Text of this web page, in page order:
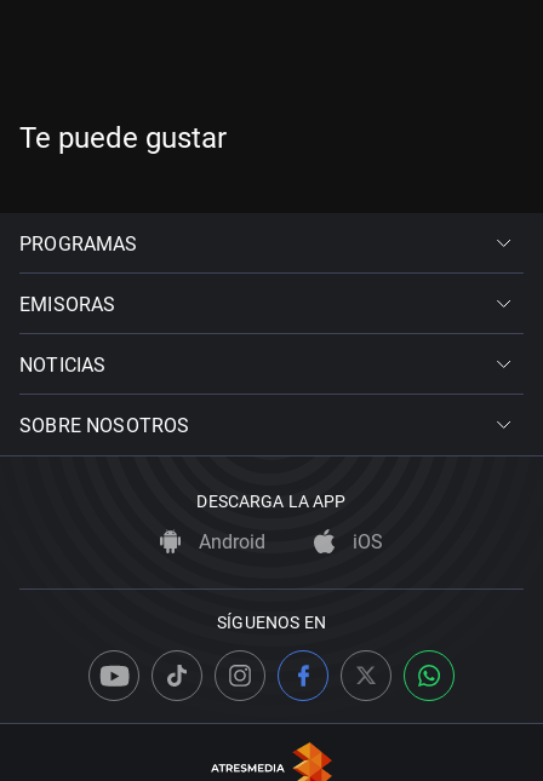
Te puede gustar
PROGRAMAS
EMISORAS
NOTICIAS
SOBRE NOSOTROS
DESCARGA LA APP
Android iOS
SÍGUENOS EN